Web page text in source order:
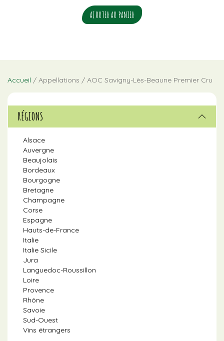
AJOUTER AU PANIER
Accueil / Appellations / AOC Savigny-Lès-Beaune Premier Cru
RÉGIONS
Alsace
Auvergne
Beaujolais
Bordeaux
Bourgogne
Bretagne
Champagne
Corse
Espagne
Hauts-de-France
Italie
Italie Sicile
Jura
Languedoc-Roussillon
Loire
Provence
Rhône
Savoie
Sud-Ouest
Vins étrangers